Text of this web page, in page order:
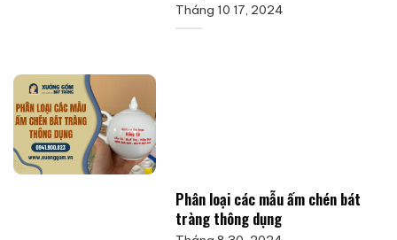
Tháng 10 17, 2024
Phân loại các mẫu ấm chén bát
tràng thông dụng